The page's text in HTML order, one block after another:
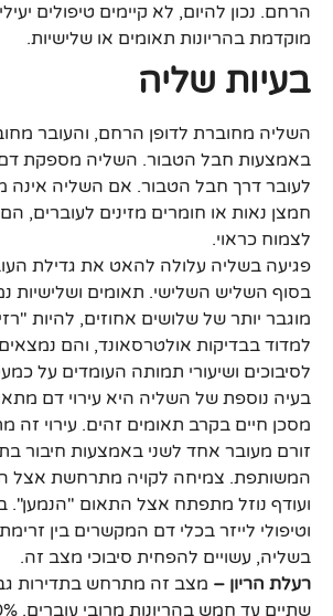
הרחם. נכון להיום, לא קיימים טיפולים
מוקדמת בהריונות תאומים או שלישיות.
בעיות שליה
השליה מחוברת לדופן הרחם, והעובר
באמצעות חבל הטבור. השליה מספקת דם,
לעובר דרך חבל הטבור. אם השליה אינה
חמצן נאות או חומרים מזינים לעוברים, הם
לצמוח כראוי.
פגיעה בשליה עלולה להאט את גדילת
בסוף השליש השלישי. תאומים ושלישיות
מוגבר יותר של שלושים אחוזים, להיות
למדוד בבדיקות אולטרסאונד, והם נמצאים
לסיבוכים ושיעורי תמותה העומדים על כמעט
בעיה נוספת של השליה היא עירוי דם
מסכן חיים בקרב תאומים זהים. עירוי
זורם מעובר אחד לשני באמצעות חיבור
המשותפת. צמיחה לקויה מתרחשת אצל
ועודף נוזל מתפתח אצל התאום "הנמען".
וטיפולי לייזר בכלי דם המקשרים בין
בשליה, עשויים להפחית סיבוכי מצב זה.
רעלת הריון – מצב זה מתרחש בתדירות